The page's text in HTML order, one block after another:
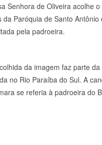
Senhora de Oliveira acolhe
Paróquia de Santo
pela padroeira.
da imagem faz parte
no Rio Paraíba do Sul. A
se referia à padroeira do